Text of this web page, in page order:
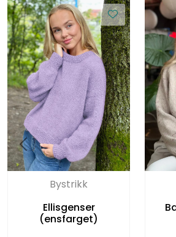
Bystrikk
Ellisgenser
(ensfarget)